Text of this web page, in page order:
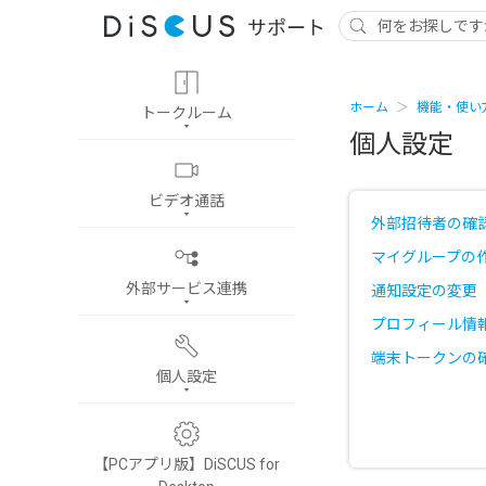
トークルーム
ビデオ通話
外部サービス連携
個人設定
【PCアプリ版】DiSCUS for
ホーム 機能・使い
個人設定
外部招待者の確
マイグループの
通知設定の変更
プロフィール情
端末トークンの